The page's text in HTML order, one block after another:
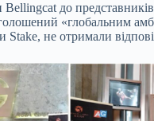
Bellingcat до
«глобальним
Stake, не отримали